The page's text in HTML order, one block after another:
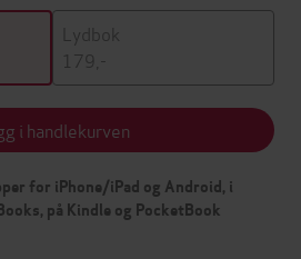
Lydbok
179,-
i handlekurven
for iPhone/iPad og Android, i
på Kindle og PocketBook